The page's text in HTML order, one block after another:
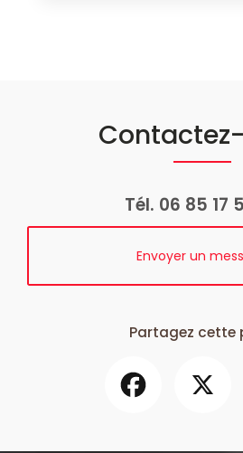
Tél. 06 85 17
Envoyer un
Partagez cette